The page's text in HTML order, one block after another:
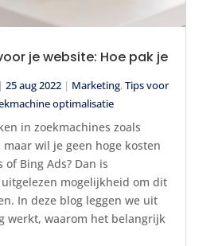
je website: Hoe pak je
25 aug 2022| Marketing,Tips voor
optimalisatie
in zoekmachines zoals
maar wil je geen hoge kosten
of Bing Ads? Dan is
mogelijkheid om dit
In deze blog leggen we uit
werkt, waarom het belangrijk